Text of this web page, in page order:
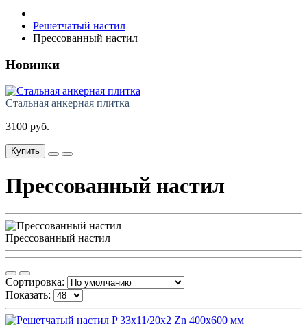
Решетчатый настил
Прессованный настил
Новинки
Стальная анкерная плитка
3100 руб.
Купить
Прессованный настил
Прессованный настил
Сортировка:
Показать: